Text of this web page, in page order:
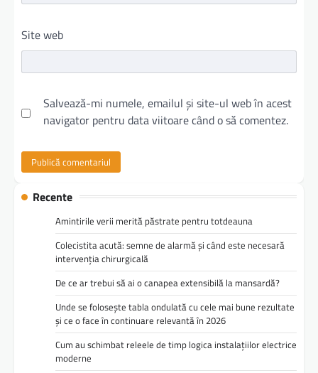
Site web
Salvează-mi numele, emailul și site-ul web în acest
navigator pentru data viitoare când o să comentez.
Recente
Amintirile verii merită păstrate pentru totdeauna
Colecistita acută: semne de alarmă și când este necesară
intervenția chirurgicală
De ce ar trebui să ai o canapea extensibilă la mansardă?
Unde se folosește tabla ondulată cu cele mai bune rezultate
și ce o face în continuare relevantă în 2026
Cum au schimbat releele de timp logica instalațiilor electrice
moderne